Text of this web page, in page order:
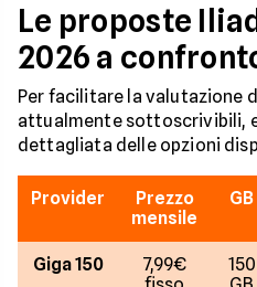
Le proposte
2026 a
Per facilitare la valutazione
attualmente sottoscrivibili,
dettagliata delle opzioni
Provider
Prezzo
mensile
GB
Giga 150
7,99€
150